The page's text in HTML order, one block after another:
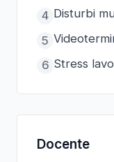
4 Disturbi
5
6 Stress
Docente